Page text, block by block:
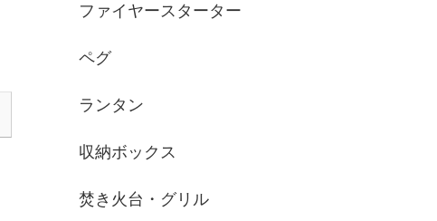
ファイヤースターター
ペグ
ランタン
収納ボックス
焚き火台・グリル